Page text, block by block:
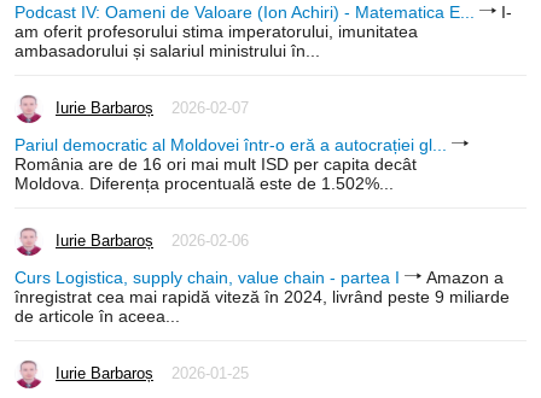
Podcast IV: Oameni de Valoare (Ion Achiri) - Matematica E...
I-
am oferit profesorului stima imperatorului, imunitatea
ambasadorului și salariul ministrului în...
Iurie Barbaroș 2026-02-07
Pariul democratic al Moldovei într-o eră a autocrației gl...
România are de 16 ori mai mult ISD per capita decât
Moldova. Diferența procentuală este de 1.502%...
Iurie Barbaroș 2026-02-06
Curs Logistica, supply chain, value chain - partea I
Amazon a
înregistrat cea mai rapidă viteză în 2024, livrând peste 9 miliarde
de articole în aceea...
Iurie Barbaroș 2026-01-25